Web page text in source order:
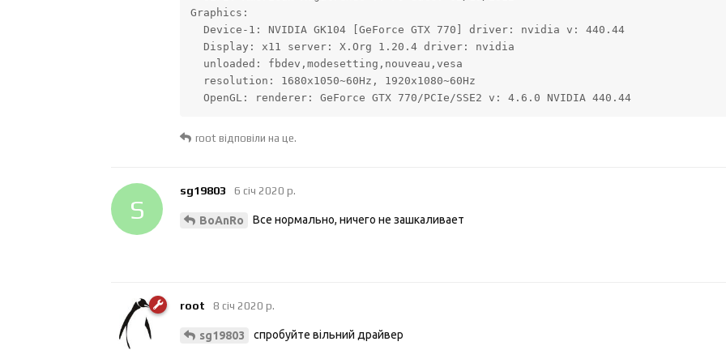
Graphics:
  Device-1: NVIDIA GK104 [GeForce GTX 770] driver: nvidia v: 440.44
  Display: x11 server: X.Org 1.20.4 driver: nvidia
  unloaded: fbdev,modesetting,nouveau,vesa
  resolution: 1680x1050~60Hz, 1920x1080~60Hz
  OpenGL: renderer: GeForce GTX 770/PCIe/SSE2 v: 4.6.0 NVIDIA 440.44
root відповіли на це.
S
sg19803 6 січ 2020 р.
BoAnRo Все нормально, ничего не зашкаливает
root 8 січ 2020 р.
sg19803 спробуйте вільний драйвер